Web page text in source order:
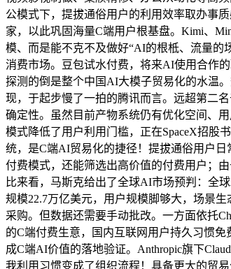
公模式下，提拔通俗用户的利用效率取办事
家，以此巩固海量C端用户根基盘。Kimi、
模、而是能不克不及做好“AI的根柢、流量
消费市场。豆包试水付费，将来AI使用合作
探测的倒是整个中国AI大模子贸易化的水温
现，于起步慢了一拍的腾讯而言。远超第二
确定性。虽然目前产物系统仍有优化空间、
模式降低了用户利用门槛，正在SpaceX招股
统，是C端AI贸易化的捷径！提拔通俗用户
付费模式，还能筛选出高价值的付费用户；
比来看，马斯克给出了全球AI市场预判：全
规模22.7万亿美元，用户规模脚够大，场景
采购。但数据还需要手动批改。一方面依托
的C端付费生意，国内互联网用户持久习惯
成C端AI价值的落地验证。Anthropic旗下
我利用习惯变成了组织流程！具备更大的贸